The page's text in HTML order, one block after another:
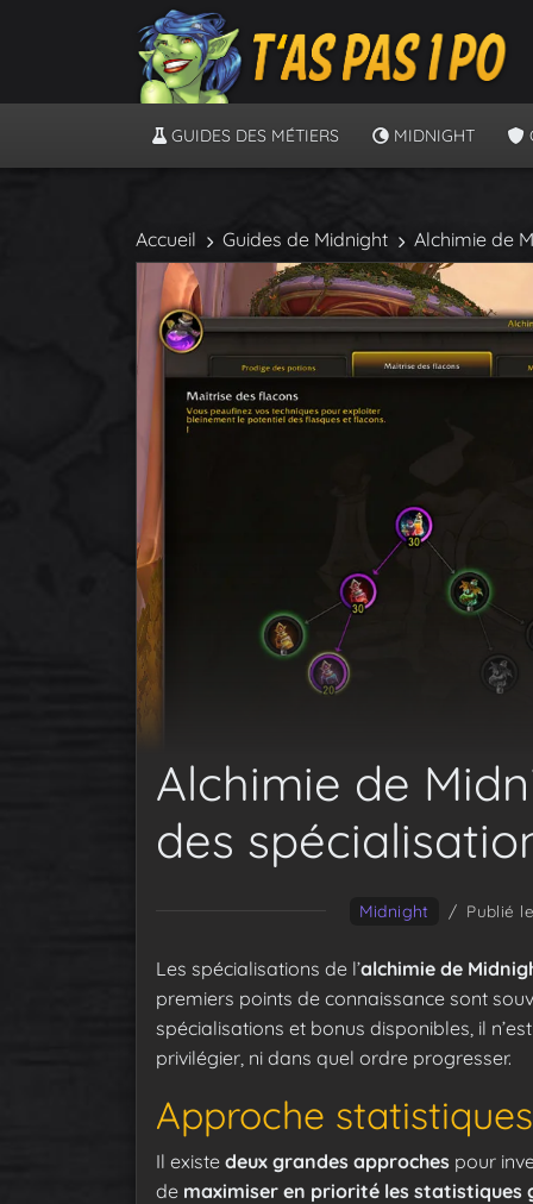
GUIDES DES MÉTIERS MIDNIGHT
Accueil Guides de Midnight Alchimie de
Alchimie de
des
Midnight / Publié
Les spécialisations de l’alchimie de
premiers points de connaissance sont
spécialisations et bonus disponibles, il
privilégier, ni dans quel ordre progresser.
Approche
Il existe deux grandes approches pour
de maximiser en priorité les statistiques